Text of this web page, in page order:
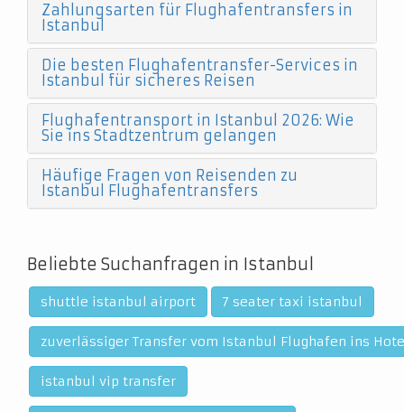
Zahlungsarten für Flughafentransfers in
Istanbul
Die besten Flughafentransfer-Services in
Istanbul für sicheres Reisen
Flughafentransport in Istanbul 2026: Wie
Sie ins Stadtzentrum gelangen
Häufige Fragen von Reisenden zu
Istanbul Flughafentransfers
Beliebte Suchanfragen in Istanbul
shuttle istanbul airport 7 seater taxi istanbul
zuverlässiger Transfer vom Istanbul Flughafen ins
istanbul vip transfer